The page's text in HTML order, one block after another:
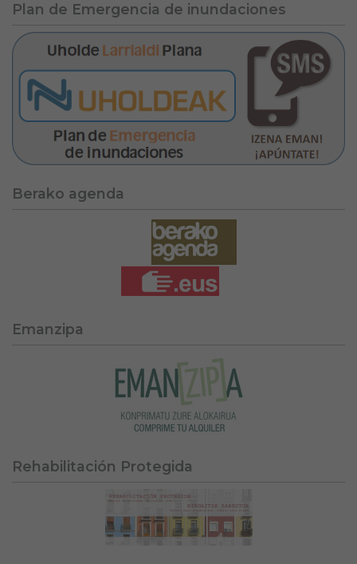
Plan de Emergencia de inundaciones
Berako agenda
Emanzipa
Rehabilitación Protegida